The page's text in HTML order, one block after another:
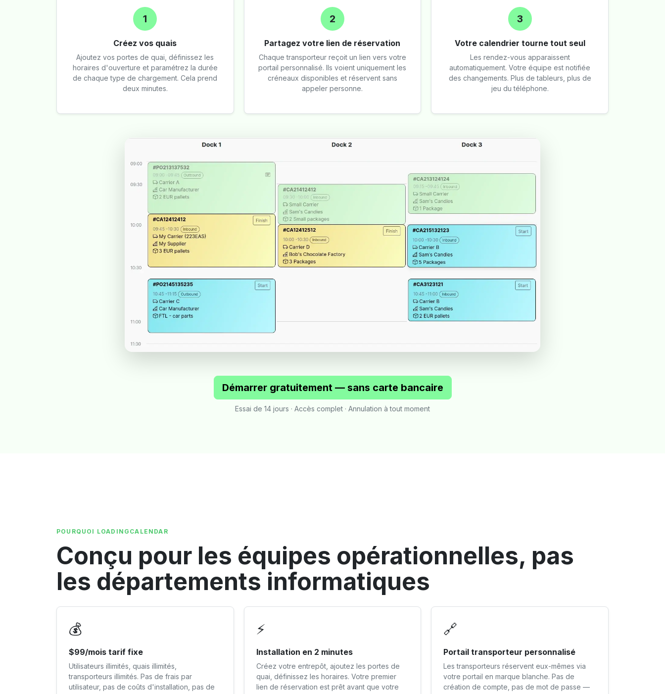
1
Créez vos quais
Ajoutez vos portes de quai, définissez les
horaires d'ouverture et paramétrez la durée
de chaque type de chargement. Cela prend
deux minutes.
2
Partagez votre lien de réservation
Chaque transporteur reçoit un lien vers votre
portail personnalisé. Ils voient uniquement les
créneaux disponibles et réservent sans
appeler personne.
3
Votre calendrier tourne tout seul
Les rendez-vous apparaissent
automatiquement. Votre équipe est notifiée
des changements. Plus de tableurs, plus de
jeu du téléphone.
Démarrer gratuitement — sans carte bancaire
Essai de 14 jours · Accès complet · Annulation à tout moment
POURQUOI LOADINGCALENDAR
Conçu pour les équipes opérationnelles, pas
les départements informatiques
💰
$99/mois tarif fixe
Utilisateurs illimités, quais illimités,
transporteurs illimités. Pas de frais par
utilisateur, pas de coûts d'installation, pas de
⚡
Installation en 2 minutes
Créez votre entrepôt, ajoutez les portes de
quai, définissez les horaires. Votre premier
lien de réservation est prêt avant que votre
🔗
Portail transporteur personnalisé
Les transporteurs réservent eux-mêmes via
votre portail en marque blanche. Pas de
création de compte, pas de mot de passe —